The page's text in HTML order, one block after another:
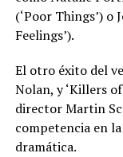
(‘Poor Things’) o
Feelings’).
El otro éxito del
Nolan, y ‘Killers
director Martin
competencia en
dramática.